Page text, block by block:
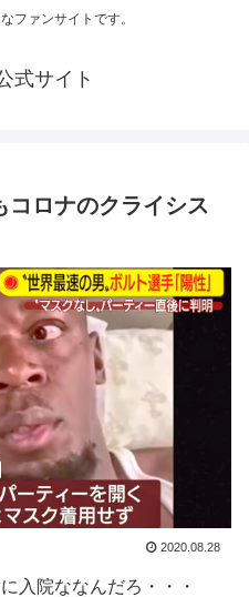
ファンサイトです。
式サイト
コロナのクライシス
2020.08.28
入院ななんだろ・・・